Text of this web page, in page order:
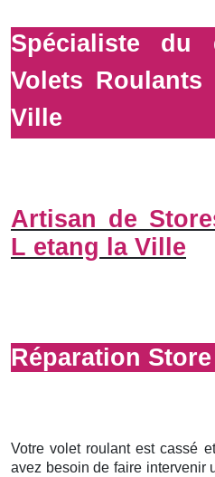
Spécialiste du
Volets
Ville
Artisan de
L etang la Ville
Réparation Store
Votre volet roulant est cassé
avez besoin de faire intervenir